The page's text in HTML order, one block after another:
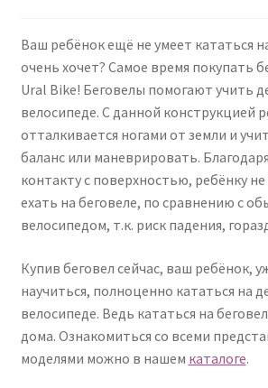
Ваш ребёнок ещё не умеет кататься
очень хочет? Самое время покупать
Ural Bike! Беговелы помогают учить
велосипеде. С данной конструкцией
отталкивается ногами от земли и
баланс или маневрировать.
контакту с поверхностью, ребёнку
ехать на беговеле, по сравнению с
велосипедом, т.к. риск падения,
Купив беговел сейчас, ваш ребёнок,
научиться, полноценно кататься на
велосипеде. Ведь кататься на
дома. Ознакомиться со всеми
моделями можно в нашем каталоге.